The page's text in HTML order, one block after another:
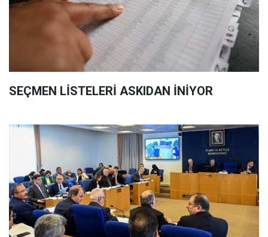
SEÇMEN LİSTELERİ ASKIDAN İNİYOR